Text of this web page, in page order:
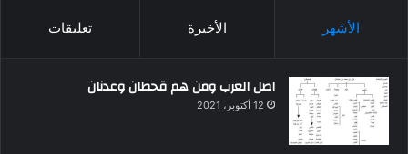
الأشهر الأخيرة تعليقات
اصل العرب ومن هم قحطان وعدنان
12 أكتوبر، 2021